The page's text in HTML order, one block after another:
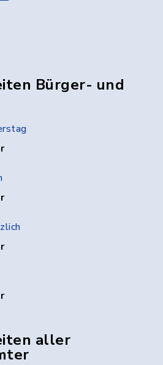
Bürger- und
aller